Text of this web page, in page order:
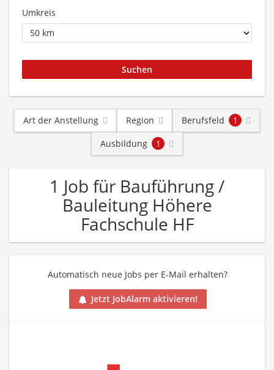
Umkreis
Art der Anstellung Region Berufsfeld
1
Ausbildung
1
1 Job für Bauführung /
Bauleitung Höhere
Fachschule HF
Automatisch neue Jobs per E-Mail erhalten?
Jetzt JobAlarm aktivieren!